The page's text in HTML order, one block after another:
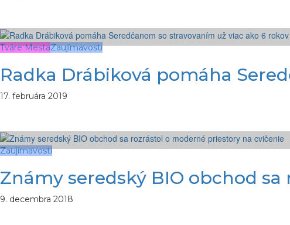
Tváre MestaZaujímavosti
Radka Drábiková pomáha
17. februára 2019
Zaujímavosti
Známy seredský BIO obchod
9. decembra 2018